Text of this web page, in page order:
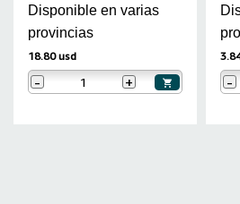
Disponible en varias
provincias
18.80 usd
- + -